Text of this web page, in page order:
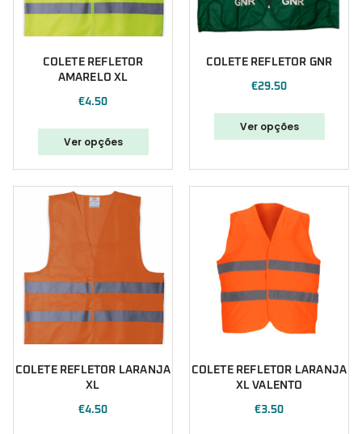
COLETE REFLETOR
AMARELO XL
€4.50
Ver opções
COLETE REFLETOR GNR
€29.50
Ver opções
COLETE REFLETOR LARANJA
XL
€4.50
COLETE REFLETOR LARANJA
XL VALENTO
€3.50